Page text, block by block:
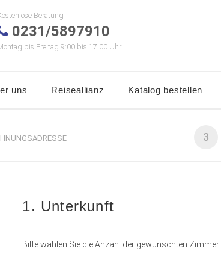
Beratung
0231/5897910
bis Freitag 9:00 bis 17:00 Uhr
uns Reiseallianz Katalog bestellen
3
1. Unterkunft
Bitte wählen Sie die Anzahl der gewünschten Zimmer: